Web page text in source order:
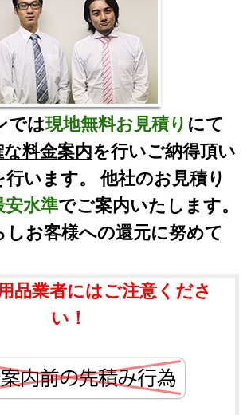
では現地無料お見積り にて
な料金案内を行いご納得頂い
います。 他社のお見積り
安水準でご案内いたします。
しお客様への還元に努めて
品業者にはご注意くださ
い！